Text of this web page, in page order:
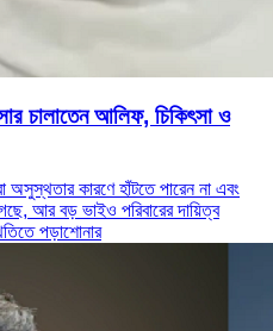
চালাতেন আলিফ, চিকিৎসা ও
অসুস্থতার কারণে হাঁটতে পারেন না এবং
আর বড় ভাইও পরিবারের দায়িত্ব
পড়াশোনার